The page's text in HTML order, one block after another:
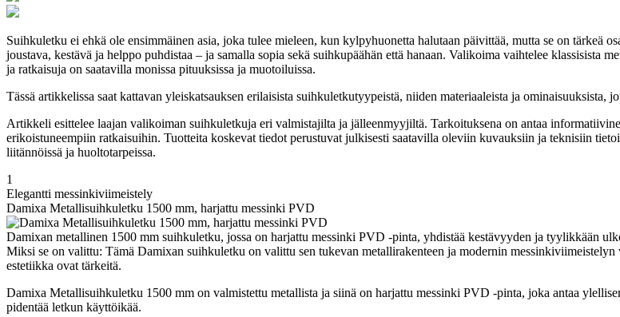
Suihkuletku ei ehkä ole ensimmäinen asia, joka tulee mieleen, kun kylpyhuonetta halutaan päivittää, mutta se on tärkeä
joustava, kestävä ja helppo puhdistaa – ja samalla sopia sekä suihkupäähän että hanaan. Valikoima vaihtelee
ja ratkaisuja on saatavilla monissa pituuksissa ja muotoiluissa.
Tässä artikkelissa saat kattavan yleiskatsauksen erilaisista suihkuletkutyypeistä, niiden materiaaleista ja
Artikkeli esittelee laajan valikoiman suihkuletkuja eri valmistajilta ja jälleenmyyjiltä. Tarkoituksena on antaa
erikoistuneempiin ratkaisuihin. Tuotteita koskevat tiedot perustuvat julkisesti saatavilla oleviin kuvauksiin ja teknisiin
liitännöissä ja huoltotarpeissa.
1
Elegantti messinkiviimeistely
Damixa Metallisuihkuletku 1500 mm, harjattu messinki PVD
Damixan metallinen 1500 mm suihkuletku, jossa on harjattu messinki PVD -pinta, yhdistää kestävyyden ja tyylikkään
Miksi se on valittu: Tämä Damixan suihkuletku on valittu sen tukevan metallirakenteen ja modernin
estetiikka ovat tärkeitä.
Damixa Metallisuihkuletku 1500 mm on valmistettu metallista ja siinä on harjattu messinki PVD -pinta, joka antaa
pidentää letkun käyttöikää.